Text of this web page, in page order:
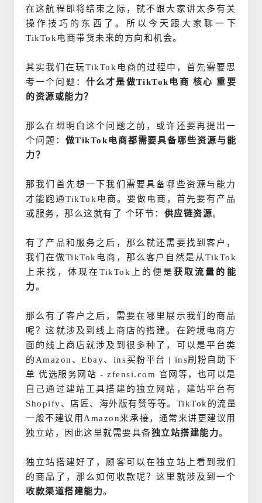
在这航程即将结束之际，就不跟大家讲太多有关
操作技巧的东西了。所以今天跟大家聊一下
TikTok电商带货未来的方向和机会。
其实我们在玩TikTok电商的过程中，首先需要思
考一个问题： 什么才是做TikTok电商 核心 重要
的资源或能力？
那么在想明白这个问题之前，或许还要再提出一
个问题： 做TikTok电商都需要具备哪些资源与能
力？
那我们首先想一下我们需要具备哪些资源与能力
才能跑通TikTok电商。要做电商，首先要有产品
或服务，那么这就有了 个环节： 供应链资源。
有了产品和服务之后，那么就还需要找到客户，
我们在做TikTok电商，那么客户自然是从TikTok
上来找，体现在TikTok上的便是获取流量的能
力。
那么有了客户之后，需要在哪里展示我们的商品
呢？这就涉及到线上商店的搭建。在跨境电商方
面的线上商店就涉及到很多种了，可以是平台类
的Amazon、Ebay、ins买粉平台 | ins刷粉自助下
单 优选服务网站 - zfensi.com 官网等，也可以是
自己通过建站工具搭建的独立网站，建站平台有
Shopify、店匠、海外版有赞等等。TikTok的流量
一般不建议用Amazon来承接，通常来讲更建议用
独立站，因此这里就需要具备独立站搭建能力。
独立站搭建好了，顾客可以在独立站上看到我们
的商品了，那么如何收款呢？这里就涉及到一个
收款渠道搭建能力。